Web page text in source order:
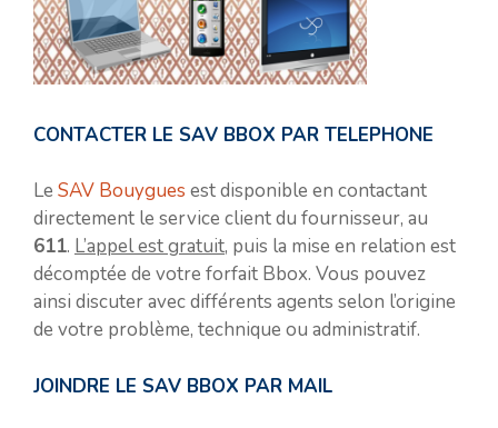
CONTACTER LE SAV BBOX PAR TELEPHONE
Le SAV Bouygues est disponible en contactant
directement le service client du fournisseur, au
611. L’appel est gratuit, puis la mise en relation est
décomptée de votre forfait Bbox. Vous pouvez
ainsi discuter avec différents agents selon l’origine
de votre problème, technique ou administratif.
JOINDRE LE SAV BBOX PAR MAIL